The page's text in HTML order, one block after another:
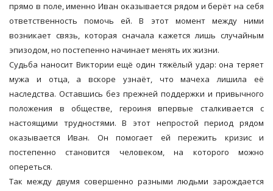
прямо в поле, именно Иван оказывается рядом и берёт на себя
ответственность помочь ей. В этот момент между ними
возникает связь, которая сначала кажется лишь случайным
эпизодом, но постепенно начинает менять их жизни.
Судьба наносит Виктории ещё один тяжёлый удар: она теряет
мужа и отца, а вскоре узнаёт, что мачеха лишила её
наследства. Оставшись без прежней поддержки и привычного
положения в обществе, героиня впервые сталкивается с
настоящими трудностями. В этот непростой период рядом
оказывается Иван. Он помогает ей пережить кризис и
постепенно становится человеком, на которого можно
опереться.
Так между двумя совершенно разными людьми зарождается